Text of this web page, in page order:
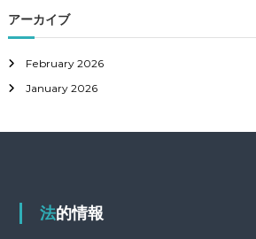
アーカイブ
February 2026
January 2026
法的情報